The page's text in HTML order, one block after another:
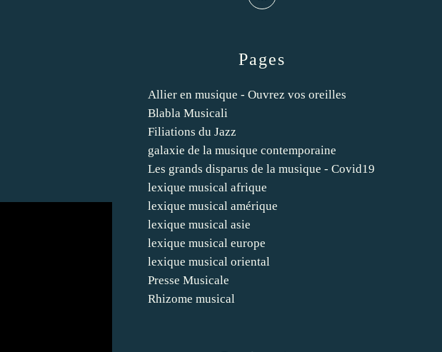
Pages
Allier en musique - Ouvrez vos oreilles
Blabla Musicali
Filiations du Jazz
galaxie de la musique contemporaine
Les grands disparus de la musique - Covid19
lexique musical afrique
lexique musical amérique
lexique musical asie
lexique musical europe
lexique musical oriental
Presse Musicale
Rhizome musical